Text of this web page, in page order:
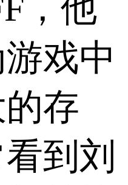
，他
戏中
存
到刘